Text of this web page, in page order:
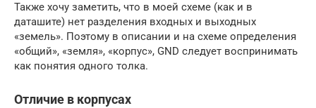
Также хочу заметить, что в моей схеме (как и в
даташите) нет разделения входных и выходных
«земель». Поэтому в описании и на схеме определения
«общий», «земля», «корпус», GND следует воспринимать
как понятия одного толка.
Отличие в корпусах